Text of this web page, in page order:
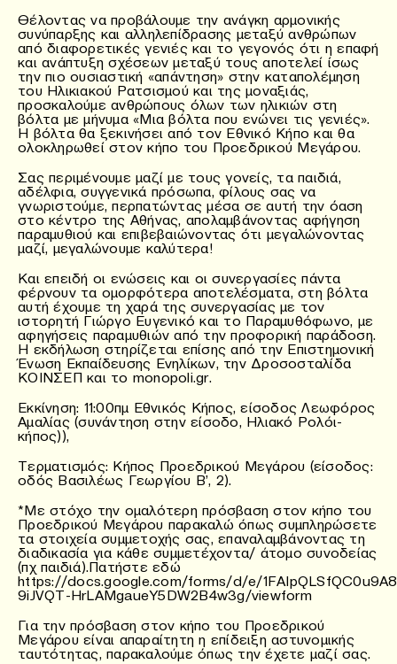
Θέλοντας να προβάλουμε την ανάγκη αρμονικής
συνύπαρξης και αλληλεπίδρασης μεταξύ ανθρώπων
από διαφορετικές γενιές και το γεγονός ότι η επαφή
και ανάπτυξη σχέσεων μεταξύ τους αποτελεί ίσως
την πιο ουσιαστική «απάντηση» στην καταπολέμηση
του Ηλικιακού Ρατσισμού και της μοναξιάς,
προσκαλούμε ανθρώπους όλων των ηλικιών στη
βόλτα με μήνυμα «Μια βόλτα που ενώνει τις γενιές».
Η βόλτα θα ξεκινήσει από τον Εθνικό Κήπο και θα
ολοκληρωθεί στον κήπο του Προεδρικού Μεγάρου.
Σας περιμένουμε μαζί με τους γονείς, τα παιδιά,
αδέλφια, συγγενικά πρόσωπα, φίλους σας να
γνωριστούμε, περπατώντας μέσα σε αυτή την όαση
στο κέντρο της Αθήνας, απολαμβάνοντας αφήγηση
παραμυθιού και επιβεβαιώνοντας ότι μεγαλώνοντας
μαζί, μεγαλώνουμε καλύτερα!
Και επειδή οι ενώσεις και οι συνεργασίες πάντα
φέρνουν τα ομορφότερα αποτελέσματα, στη βόλτα
αυτή έχουμε τη χαρά της συνεργασίας με τον
ιστορητή Γιώργο Ευγενικό και το Παραμυθόφωνο, με
αφηγήσεις παραμυθιών από την προφορική παράδοση.
Η εκδήλωση στηρίζεται επίσης από την Επιστημονική
Ένωση Εκπαίδευσης Ενηλίκων, την Δροσοσταλίδα
ΚΟΙΝΣΕΠ και το monopoli.gr.
Εκκίνηση: 11:00πμ Εθνικός Κήπος, είσοδος Λεωφόρος
Αμαλίας (συνάντηση στην είσοδο, Ηλιακό Ρολόι-
κήπος)),
Τερματισμός: Κήπος Προεδρικού Μεγάρου (είσοδος:
οδός Βασιλέως Γεωργίου Β’, 2).
*Με στόχο την ομαλότερη πρόσβαση στον κήπο του
Προεδρικού Μεγάρου παρακαλώ όπως συμπληρώσετε
τα στοιχεία συμμετοχής σας, επαναλαμβάνοντας τη
διαδικασία για κάθε συμμετέχοντα/ άτομο συνοδείας
(πχ παιδιά).Πατήστε εδώ
https://docs.google.com/forms/d/e/
9iJVQT-HrLAMgaueY5DW2B4w3g/viewform
Για την πρόσβαση στον κήπο του Προεδρικού
Μεγάρου είναι απαραίτητη η επίδειξη αστυνομικής
ταυτότητας, παρακαλούμε όπως την έχετε μαζί σας.